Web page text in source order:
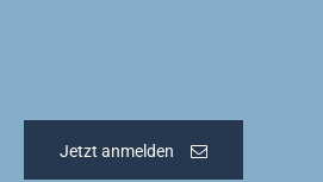
Jetzt anmelden